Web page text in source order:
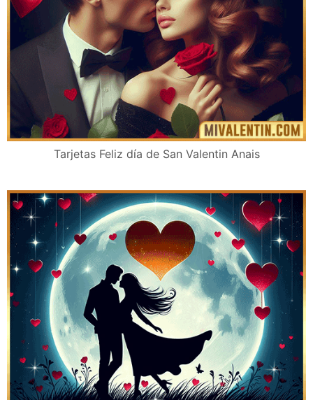
Tarjetas Feliz día de San Valentin Anais